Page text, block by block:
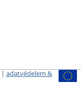
| adatvédelem &